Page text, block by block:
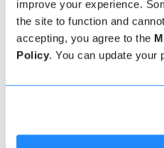
improve your experience.
the site to function and
accepting, you agree to the
Policy. You can update your
Sport werden bewertet.